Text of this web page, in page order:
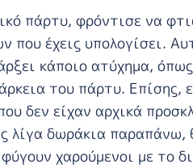
πάρτυ, φρόντισε να
έχεις υπολογίσει.
κάποιο ατύχημα,
του πάρτυ. Επίσης,
δεν είχαν αρχικά
λίγα δωράκια παραπάνω,
χαρούμενοι με το